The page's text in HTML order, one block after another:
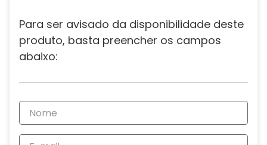
Para ser avisado da disponibilidade deste
produto, basta preencher os campos
abaixo: